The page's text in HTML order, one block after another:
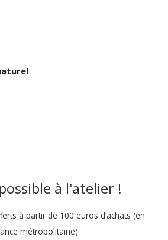
à l'atelier !
à partir de 100 euros d’achats (en
métropolitaine)